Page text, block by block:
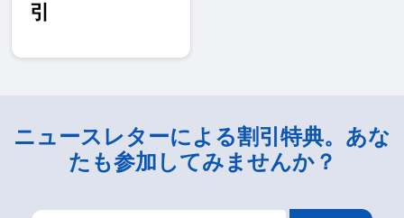
引
ニュースレターによる割引特典。あな
たも参加してみませんか？